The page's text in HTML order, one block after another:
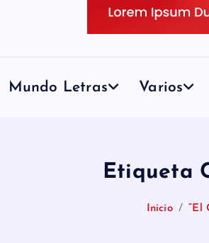
Mundo Letras Varios
Etiqueta
Inicio “El